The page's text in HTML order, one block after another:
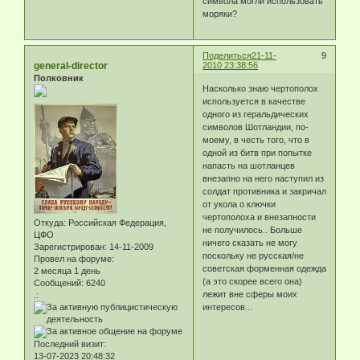
моряки?
Поделиться 9
21-11-
2010 23:38:56
general-director
Полковник
Откуда: Российская Федерация,
ЦФО
Зарегистрирован: 14-11-2009
Провел на форуме:
2 месяца 1 день
Сообщений: 6240
.:
Последний визит:
13-07-2023 20:48:32
Насколько знаю чертополох
используется в качестве
одного из геральдических
символов Шотландии, по-
моему, в честь того, что в
одной из битв при попытке
напасть на шотланцев
внезапно на него наступил из
солдат противника и закричал
от укола о ключки
чертополоха и внезапности
не получилось.. Больше
ничего сказать не могу
поскольку не русская/не
советская форменная одежда
(а это скорее всего она)
лежит вне сферы моих
интересов...